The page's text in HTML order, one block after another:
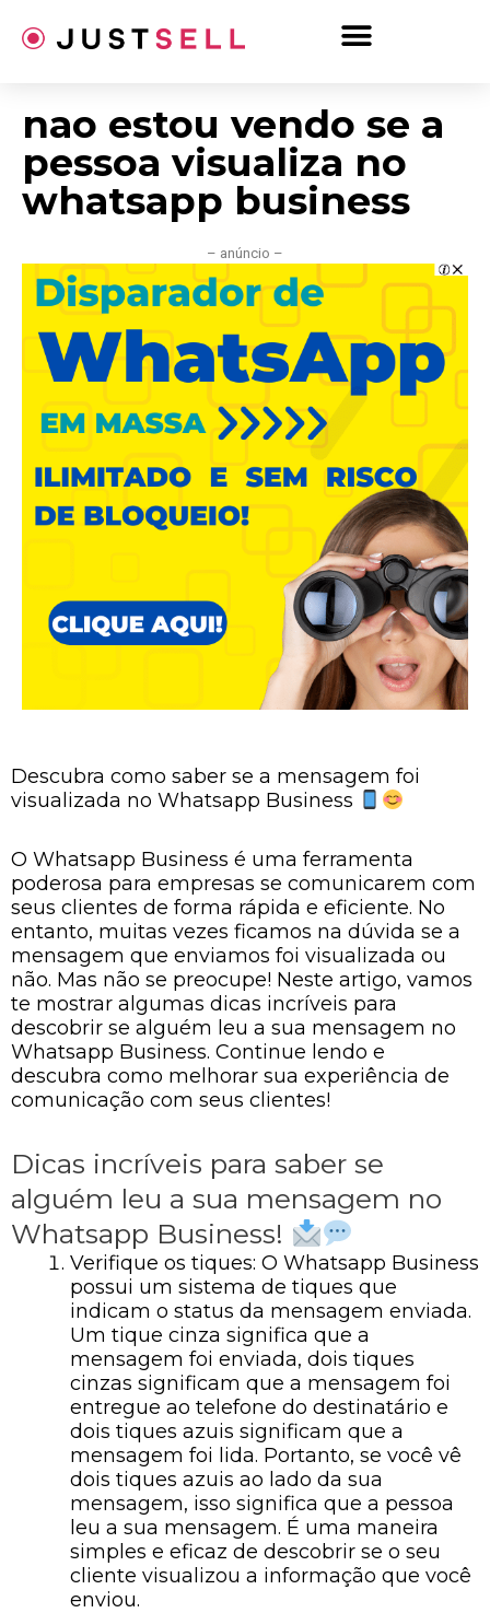
para
nao estou vendo se a
pessoa visualiza no
whatsapp business
– anúncio –
Descubra como saber se a mensagem foi
visualizada no Whatsapp Business
O Whatsapp Business é uma ferramenta
poderosa para empresas se comunicarem com
seus clientes de forma rápida e eficiente. No
entanto, muitas vezes ficamos na dúvida se a
mensagem que enviamos foi visualizada ou
não. Mas não se preocupe! Neste artigo, vamos
te mostrar algumas dicas incríveis para
descobrir se alguém leu a sua mensagem no
Whatsapp Business. Continue lendo e
descubra como melhorar sua experiência de
comunicação com seus clientes!
Dicas incríveis para saber se
alguém leu a sua mensagem no
Whatsapp Business!
Verifique os tiques: O Whatsapp Business
possui um sistema de tiques que
indicam o status da mensagem enviada.
Um tique cinza significa que a
mensagem foi enviada, dois tiques
cinzas significam que a mensagem foi
entregue ao telefone do destinatário e
dois tiques azuis significam que a
mensagem foi lida. Portanto, se você vê
dois tiques azuis ao lado da sua
mensagem, isso significa que a pessoa
leu a sua mensagem. É uma maneira
simples e eficaz de descobrir se o seu
cliente visualizou a informação que você
enviou.